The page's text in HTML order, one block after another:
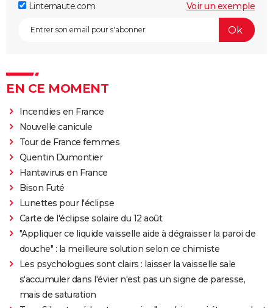
Linternaute.com Voir un exemple
EN CE MOMENT
Incendies en France
Nouvelle canicule
Tour de France femmes
Quentin Dumontier
Hantavirus en France
Bison Futé
Lunettes pour l'éclipse
Carte de l'éclipse solaire du 12 août
"Appliquer ce liquide vaisselle aide à dégraisser la paroi de
douche" : la meilleure solution selon ce chimiste
Les psychologues sont clairs : laisser la vaisselle sale
s'accumuler dans l'évier n'est pas un signe de paresse,
mais de saturation